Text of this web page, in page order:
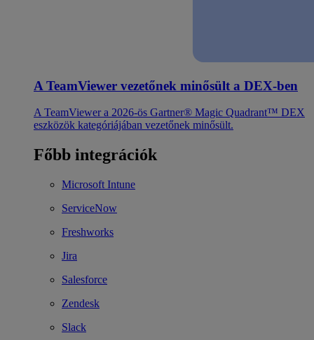
A TeamViewer vezetőnek minősült a DEX-ben
A TeamViewer a 2026-ös Gartner® Magic Quadrant™ DEX
eszközök kategóriájában vezetőnek minősült.
Főbb integrációk
Microsoft Intune
ServiceNow
Freshworks
Jira
Salesforce
Zendesk
Slack